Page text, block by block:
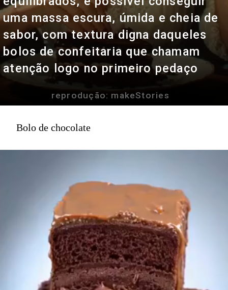
uma massa escura, úmida e cheia de
sabor, com textura digna daqueles
bolos de confeitaria que chamam
atenção logo no primeiro pedaço
reprodução: makeStories
Bolo de chocolate